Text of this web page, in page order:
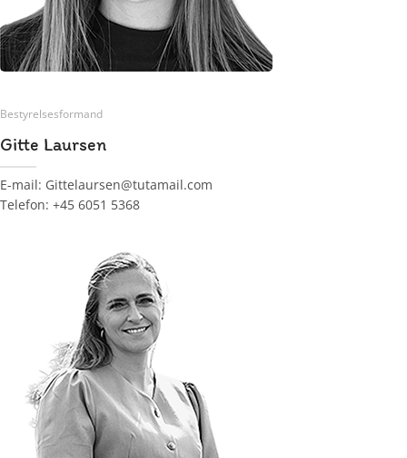
Bestyrelsesformand
Gitte Laursen
E-mail: Gittelaursen@tutamail.com
Telefon: +45 6051 5368